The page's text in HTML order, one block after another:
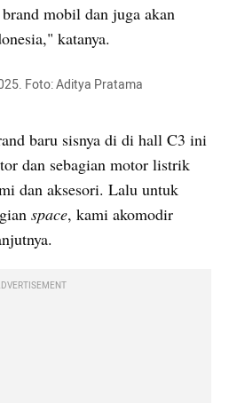
mobil dan juga akan
katanya.
Foto: Aditya Pratama
baru sisnya di di hall C3 ini
dan sebagian motor listrik
dan aksesori. Lalu untuk
space, kami akomodir